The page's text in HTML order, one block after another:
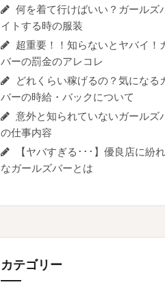
何を着て行けばいい？ガールズ
イトする時の服装
超重要！！知らないとヤバイ！
バーの罰金のアレコレ
どれくらい稼げるの？気になる
バーの時給・バックについて
意外と知られていないガールズ
の仕事内容
【ヤバすぎる･･･】優良店に紛
なガールズバーとは
カテゴリー